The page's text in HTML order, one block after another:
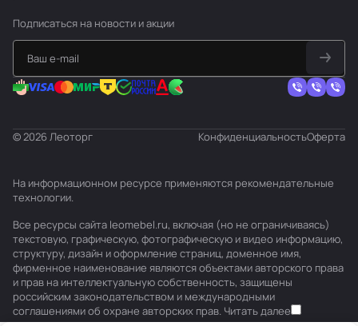
Подписаться на новости и акции
© 2026 Леоторг КонфиденциальностьОферта
На информационном ресурсе применяются рекомендательные
технологии.
Все ресурсы сайта leomebel.ru, включая (но не ограничиваясь)
текстовую, графическую, фотографическую и видео информацию,
структуру, дизайн и оформление страниц, доменное имя,
фирменное наименование являются объектами авторского права
и прав на интеллектуальную собственность, защищены
российским законодательством и международными
соглашениями об охране авторских прав. Читать далее